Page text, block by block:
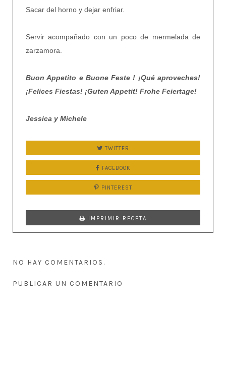
Sacar del horno y dejar enfriar.
Servir acompañado con un poco de mermelada de
zarzamora.
Buon Appetito e Buone Feste ! ¡Qué aproveches!
¡Felices Fiestas! ¡Guten Appetit! Frohe Feiertage!
Jessica y Michele
TWITTER
FACEBOOK
PINTEREST
IMPRIMIR RECETA
NO HAY COMENTARIOS.
PUBLICAR UN COMENTARIO